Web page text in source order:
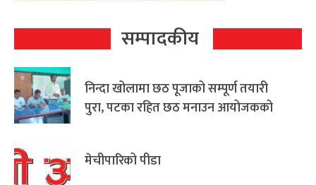
सम्पादकीय
निन्दा खोलामा छठ पूजाको सम्पूर्ण तयारी
पुरा, पटका रहित छठ मनाउन आयोजकको
मेचीपारिको पीडा